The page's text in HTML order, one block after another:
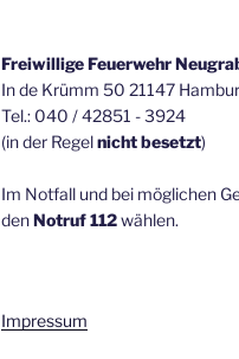
Freiwillige Feuerwehr
In de Krümm 50 21147
Tel.: 040 / 42851 - 3924
(in der Regelnicht besetzt)
Im Notfall und bei möglichen
denNotruf 112wählen.
Impressum